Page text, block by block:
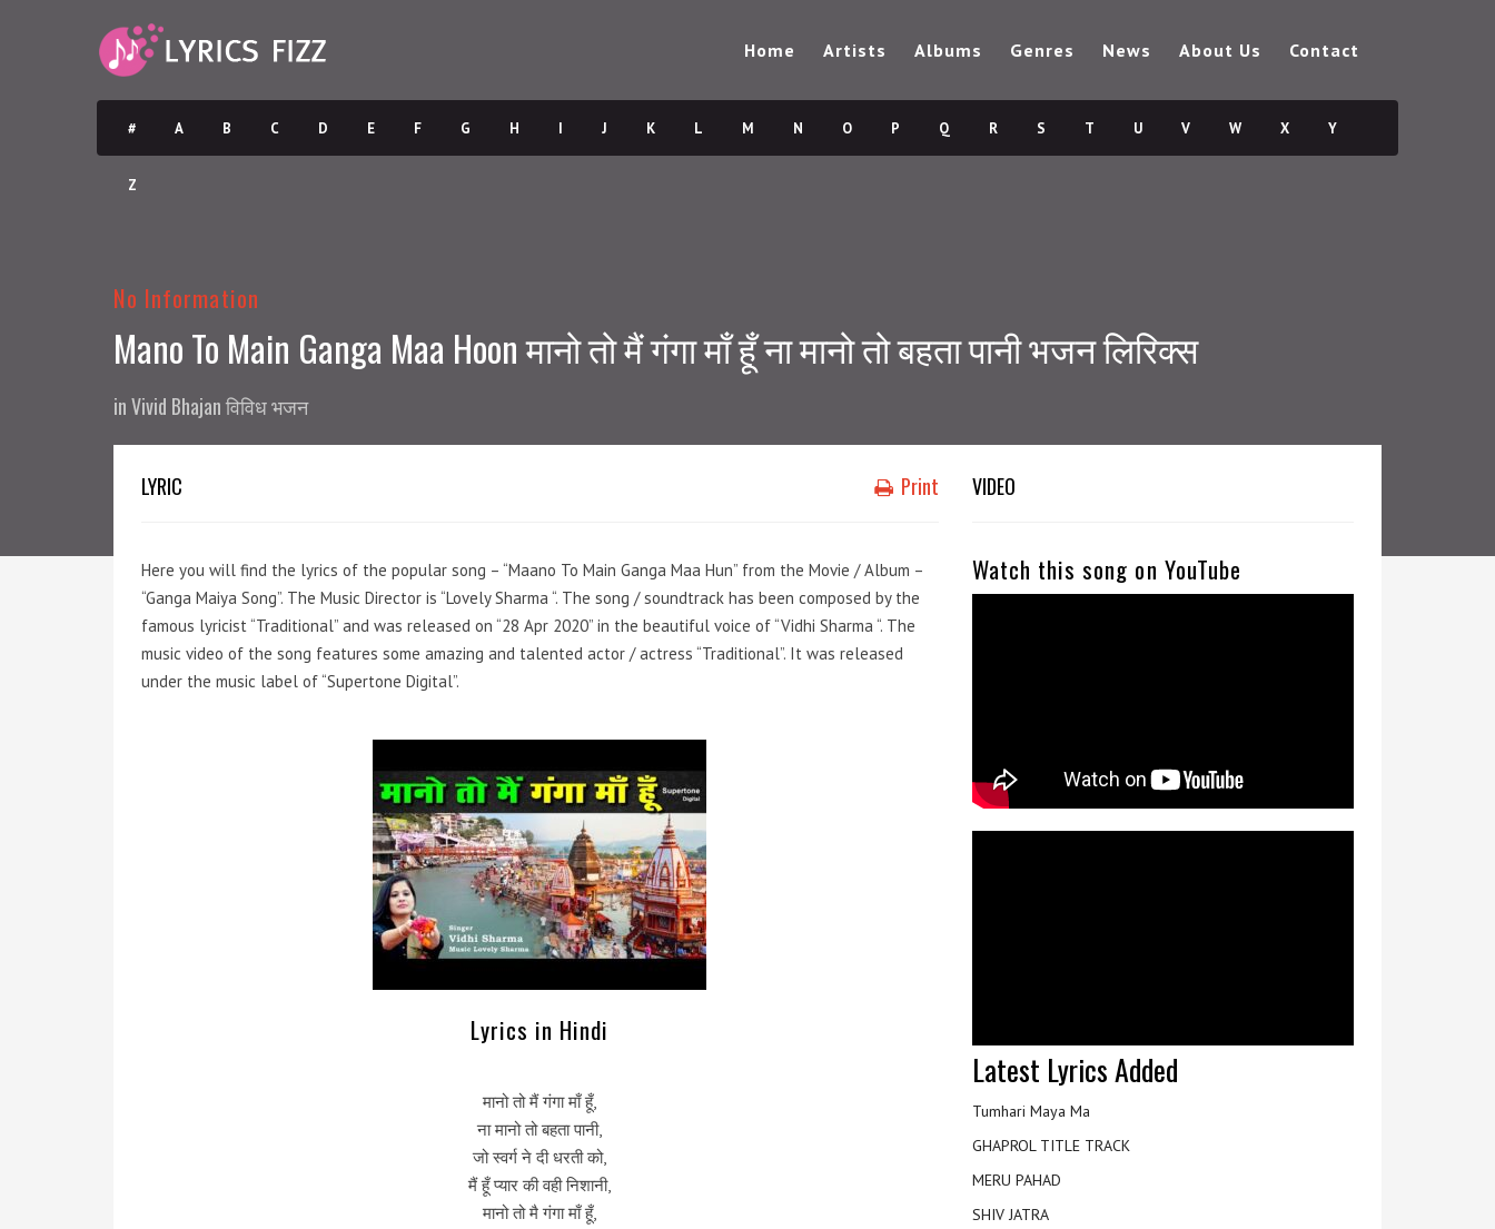
Home Artists Albums Genres News About Us Contact
# A B C D E F G H I J K L M N O P Q R S T U V W X Y
Z
No Information
Mano To Main Ganga Maa Hoon मानो तो मैं गंगा माँ हूँ ना मानो तो बहता पानी भजन लिरिक्स
inVivid Bhajan विविध भजन
LYRIC Print
Here you will find the lyrics of the popular song – “Maano To Main Ganga Maa Hun” from the Movie / Album –
“Ganga Maiya Song”. The Music Director is “Lovely Sharma “. The song / soundtrack has been composed by the
famous lyricist “Traditional” and was released on “28 Apr 2020” in the beautiful voice of “Vidhi Sharma “. The
music video of the song features some amazing and talented actor / actress “Traditional”. It was released
under the music label of “Supertone Digital”.
Lyrics in Hindi
मानो तो मैं गंगा माँ हूँ,
ना मानो तो बहता पानी,
जो स्वर्ग ने दी धरती को,
मैं हूँ प्यार की वही निशानी,
मानो तो मै गंगा माँ हूँ,
VIDEO
Watch this song on YouTube
Latest Lyrics Added
Tumhari Maya Ma
GHAPROL TITLE TRACK
MERU PAHAD
SHIV JATRA